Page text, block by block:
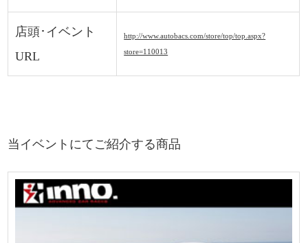
店頭･イベント
URL
http://www.autobacs.com/store/top/top.aspx?
store=110013
当イベントにてご紹介する商品